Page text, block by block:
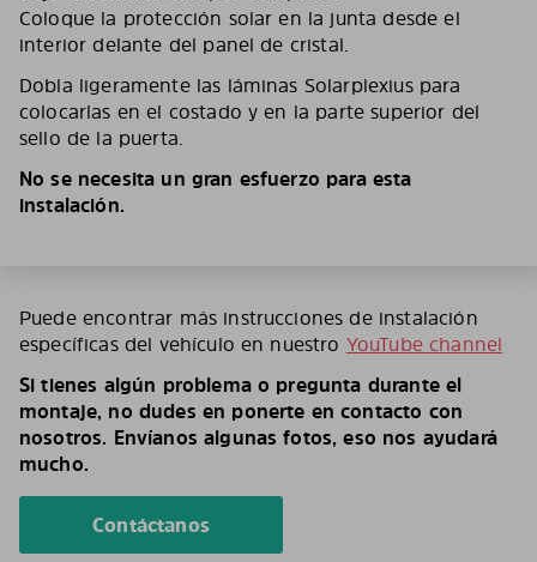
Coloque la protección solar en la junta desde el
interior delante del panel de cristal.
Dobla ligeramente las láminas Solarplexius para
colocarlas en el costado y en la parte superior del
sello de la puerta.
No se necesita un gran esfuerzo para esta
instalación.
Puede encontrar más instrucciones de instalación
específicas del vehículo en nuestro YouTube channel
Si tienes algún problema o pregunta durante el
montaje, no dudes en ponerte en contacto con
nosotros. Envíanos algunas fotos, eso nos ayudará
mucho.
Contáctanos